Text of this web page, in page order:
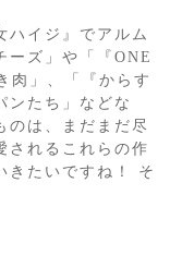
イジ』でアルム
ーズ」や「『ONE
肉」、「『からす
ンたち」などな
のは、まだまだ尽
されるこれらの作
きたいですね！ そ